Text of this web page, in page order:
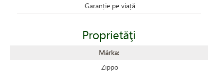
Garanție pe viață
Proprietăţi
Márka:
Zippo